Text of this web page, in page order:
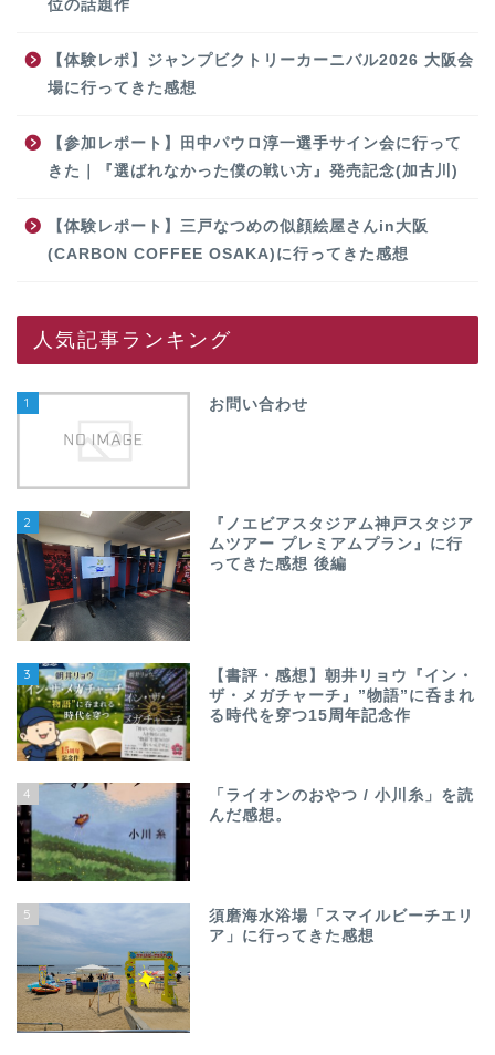
位の話題作
【体験レポ】ジャンプビクトリーカーニバル2026 大阪会
場に行ってきた感想
【参加レポート】田中パウロ淳一選手サイン会に行って
きた｜『選ばれなかった僕の戦い方』発売記念(加古川)
【体験レポート】三戸なつめの似顔絵屋さんin大阪
(CARBON COFFEE OSAKA)に行ってきた感想
人気記事ランキング
1 お問い合わせ
2
『ノエビアスタジアム神戸スタジア
ムツアー プレミアムプラン』に行
ってきた感想 後編
3
【書評・感想】朝井リョウ『イン・
ザ・メガチャーチ』”物語”に呑まれ
る時代を穿つ15周年記念作
4
「ライオンのおやつ / 小川糸」を読
んだ感想。
5
須磨海水浴場「スマイルビーチエリ
ア」に行ってきた感想